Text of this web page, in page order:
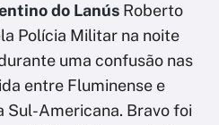
do Lanús Roberto
Polícia Militar na noite
uma confusão nas
entre Fluminense e
Sul-Americana. Bravo foi